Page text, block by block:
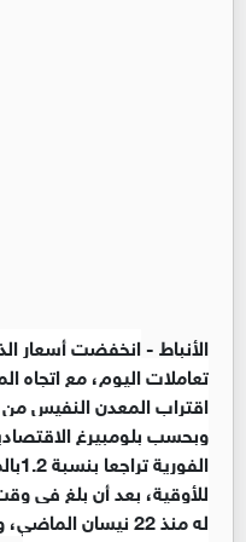
الأنباط -
تعاملات اليوم، مع اتجاه
اقتراب المعدن النفيس من
وبحسب بلومبيرغ
للأوقية، بعد أن بلغ في
له منذ 22 نيسان